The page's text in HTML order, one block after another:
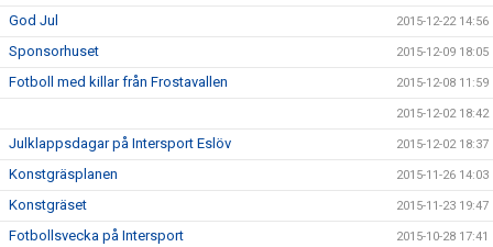
God Jul 2015-12-22 14:56
Sponsorhuset 2015-12-09 18:05
Fotboll med killar från Frostavallen 2015-12-08 11:59
2015-12-02 18:42
Julklappsdagar på Intersport Eslöv 2015-12-02 18:37
Konstgräsplanen 2015-11-26 14:03
Konstgräset 2015-11-23 19:47
Fotbollsvecka på Intersport 2015-10-28 17:41